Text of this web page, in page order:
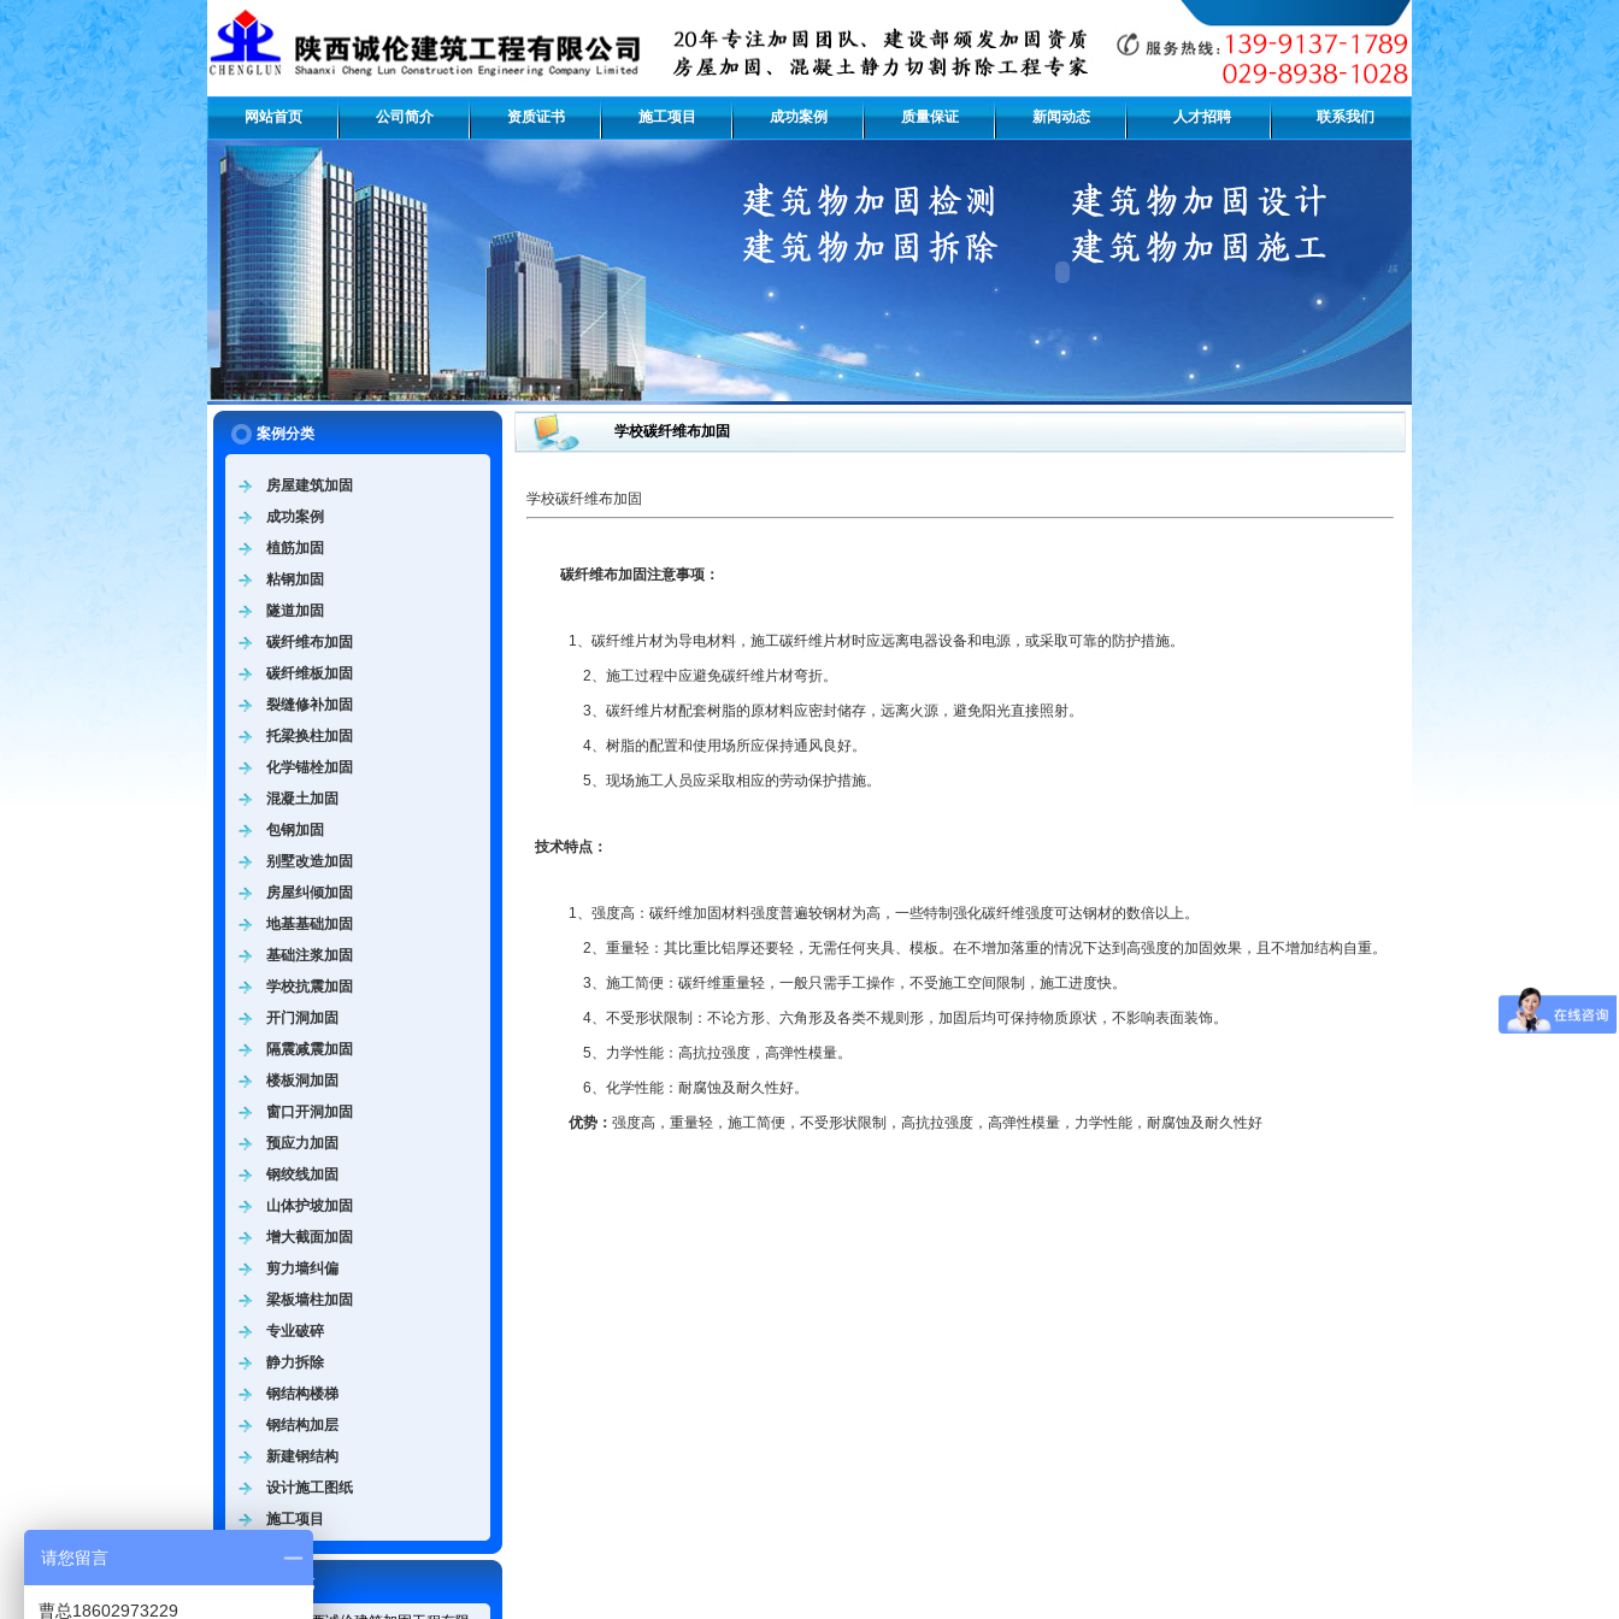
网站首页 公司简介 资质证书 施工项目 成功案例 质量保证 新闻动态 人才招聘 联系我们
案例分类
房屋建筑加固
成功案例
植筋加固
粘钢加固
隧道加固
碳纤维布加固
碳纤维板加固
裂缝修补加固
托梁换柱加固
化学锚栓加固
混凝土加固
包钢加固
别墅改造加固
房屋纠倾加固
地基基础加固
基础注浆加固
学校抗震加固
开门洞加固
隔震减震加固
楼板洞加固
窗口开洞加固
预应力加固
钢绞线加固
山体护坡加固
增大截面加固
剪力墙纠偏
梁板墙柱加固
专业破碎
静力拆除
钢结构楼梯
钢结构加层
新建钢结构
设计施工图纸
施工项目
联系方式
学校碳纤维布加固
学校碳纤维布加固
碳纤维布加固注意事项：
1、碳纤维片材为导电材料，施工碳纤维片材时应远离电器设备和电源，或采取可靠的防护措施。
2、施工过程中应避免碳纤维片材弯折。
3、碳纤维片材配套树脂的原材料应密封储存，远离火源，避免阳光直接照射。
4、树脂的配置和使用场所应保持通风良好。
5、现场施工人员应采取相应的劳动保护措施。
技术特点：
1、强度高：碳纤维加固材料强度普遍较钢材为高，一些特制强化碳纤维强度可达钢材的数倍以上。
2、重量轻：其比重比铝厚还要轻，无需任何夹具、模板。在不增加落重的情况下达到高强度的加固效果，且不增加结构自重。
3、施工简便：碳纤维重量轻，一般只需手工操作，不受施工空间限制，施工进度快。
4、不受形状限制：不论方形、六角形及各类不规则形，加固后均可保持物质原状，不影响表面装饰。
5、力学性能：高抗拉强度，高弹性模量。
6、化学性能：耐腐蚀及耐久性好。
优势：强度高，重量轻，施工简便，不受形状限制，高抗拉强度，高弹性模量，力学性能，耐腐蚀及耐久性好
请您留言
曹总18602973229